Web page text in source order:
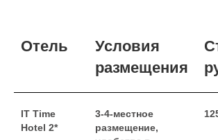
Отель
Условия
размещения
IT Time
Hotel 2*
3-4-местное
размещение,